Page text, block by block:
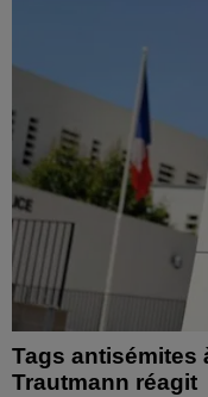
Tags antisémites
Trautmann réagit